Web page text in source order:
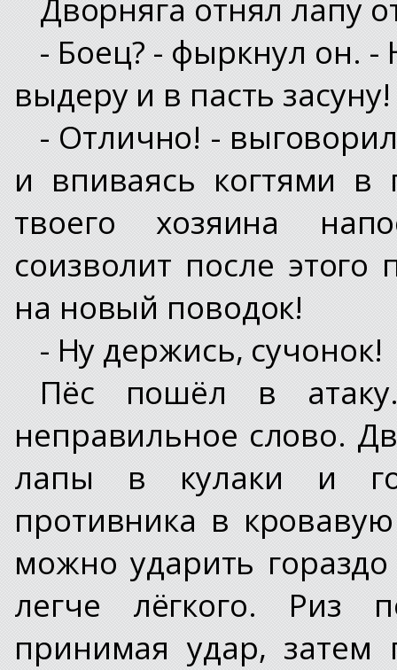
- Боец? - фыркнул он. -
выдеру и в пасть засуну!
- Отлично! -
и впиваясь когтями
твоего хозяина
соизволит после этого
на новый поводок!
- Ну держись, сучонок!
Пёс пошёл в
неправильное слово.
лапы в кулаки и
противника в
можно ударить
легче лёгкого. Риз
принимая удар, затем